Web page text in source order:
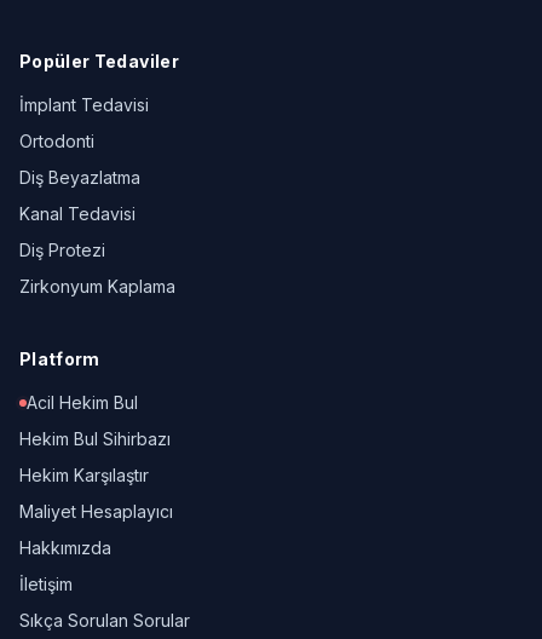
Popüler Tedaviler
İmplant Tedavisi
Ortodonti
Diş Beyazlatma
Kanal Tedavisi
Diş Protezi
Zirkonyum Kaplama
Platform
Acil Hekim Bul
Hekim Bul Sihirbazı
Hekim Karşılaştır
Maliyet Hesaplayıcı
Hakkımızda
İletişim
Sıkça Sorulan Sorular